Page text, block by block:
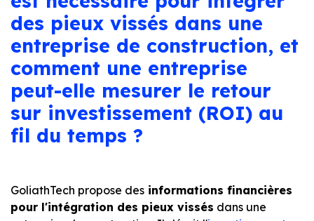
des pieux vissés dans une
entreprise de construction, et
comment une entreprise
peut-elle mesurer le retour
sur investissement (ROI) au
fil du temps ?
GoliathTech propose des informations financières
pour l'intégration des pieux vissés dans une